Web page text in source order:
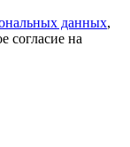
данных,
согласие на